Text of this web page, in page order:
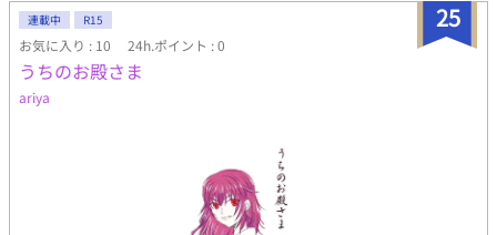
25
連載中 R15
お気に入り : 10 24h.ポイント : 0
うちのお殿さま
ariya